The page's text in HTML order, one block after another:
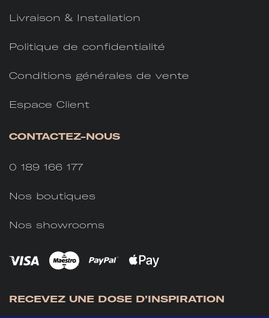
Livraison & Installation
Politique de confidentialité
Conditions générales de vente
Espace Client
CONTACTEZ-NOUS
0 189 166 177
Nos boutiques
Nos showrooms
RECEVEZ UNE DOSE D’INSPIRATION